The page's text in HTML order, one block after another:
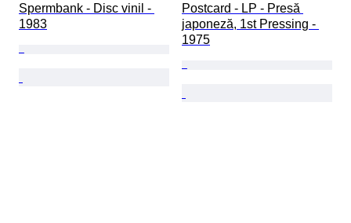
Spermbank - Disc vinil -
1983
Postcard - LP - Presă
japoneză, 1st Pressing -
1975